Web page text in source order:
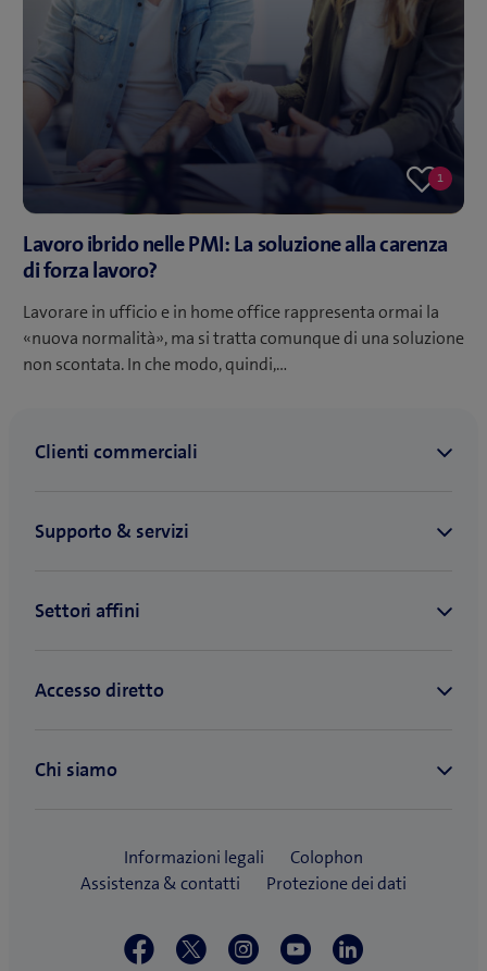
1
One
like
Lavoro ibrido nelle PMI: La soluzione alla carenza
di forza lavoro?
Lavorare in ufficio e in home office rappresenta ormai la
«nuova normalità», ma si tratta comunque di una soluzione
non scontata. In che modo, quindi,…